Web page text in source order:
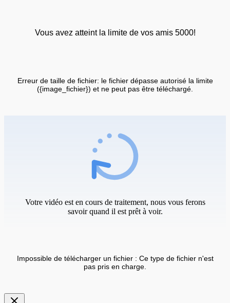
Vous avez atteint la limite de vos amis 5000!
Erreur de taille de fichier: le fichier dépasse autorisé la limite
({image_fichier}) et ne peut pas être téléchargé.
Votre vidéo est en cours de traitement, nous vous ferons
savoir quand il est prêt à voir.
Impossible de télécharger un fichier : Ce type de fichier n'est
pas pris en charge.